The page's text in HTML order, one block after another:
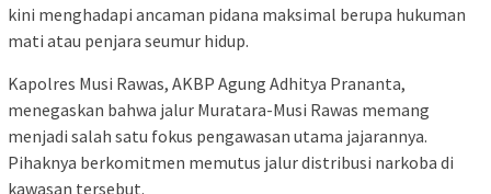
kini menghadapi ancaman pidana maksimal berupa hukuman
mati atau penjara seumur hidup.
Kapolres Musi Rawas, AKBP Agung Adhitya Prananta,
menegaskan bahwa jalur Muratara-Musi Rawas memang
menjadi salah satu fokus pengawasan utama jajarannya.
Pihaknya berkomitmen memutus jalur distribusi narkoba di
kawasan tersebut.